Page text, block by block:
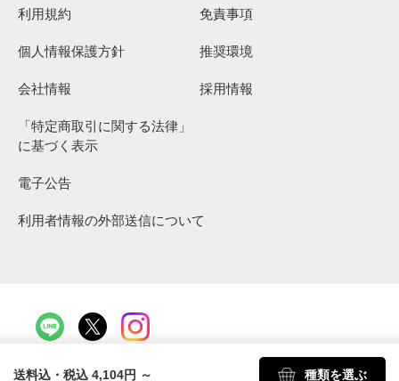
送料込・税込 4,104円 ～ 種類を選ぶ
利用規約 免責事項
個人情報保護方針 推奨環境
会社情報 採用情報
「特定商取引に関する法律」
に基づく表示
電子公告
利用者情報の外部送信について
Copyright 2026 Oisix Inc.